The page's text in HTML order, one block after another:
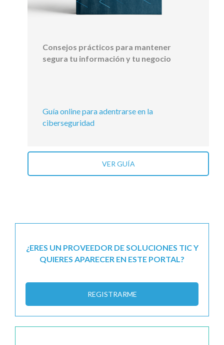
Consejos prácticos para mantener
segura tu información y tu negocio
Guía online para adentrarse en la
ciberseguridad
VER GUÍA
¿ERES UN PROVEEDOR DE SOLUCIONES TIC Y
QUIERES APARECER EN ESTE PORTAL?
REGISTRARME